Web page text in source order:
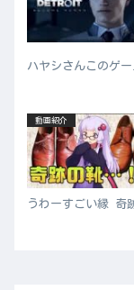
ハヤシさんこのゲ
動画紹介
うわーすごい縁 奇